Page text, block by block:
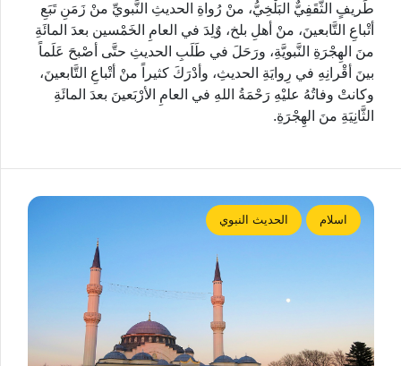
طَريفٍ الثَّقَفِيٌّ البَلْخِيُّ، منْ رُواةِ الحديثِ النَّبويِّ منْ زَمَنِ تَبَعِ
أتْباعِ التَّابعينَ، منْ أهلِ بلخ، وٌلِدَ في العامِ الخَمْسين بعدَ المائَةِ
منَ الهِجْرَةِ النَّبويَّةِ، ورَحَلَ في طَلَبِ الحديثِ حتَّى أصْبحَ عَلَماً
بينَ أقْرانِهِ في رِوايَةِ الحديثِ، وأدْرَكَ كثيراً منْ أتْباعِ التَّابعينَ،
وكانتْ وفاتُهُ عليْهِ رَحْمَةُ اللهِ في العامِ الأرْبَعينَ بعدَ المائَةِ
الثَّانِيَةِ منَ الهِجْرَةِ.
اسلام الحديث النبوي